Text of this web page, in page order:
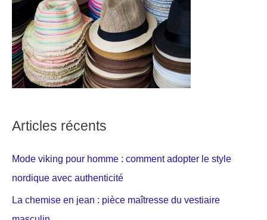
Articles récents
Mode viking pour homme : comment adopter le style
nordique avec authenticité
La chemise en jean : pièce maîtresse du vestiaire